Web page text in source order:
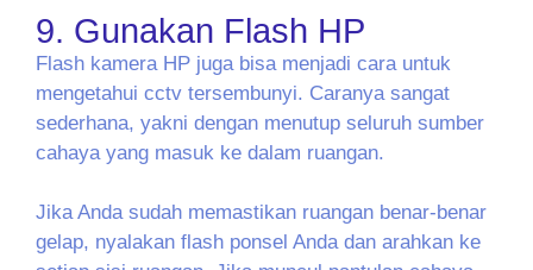
9. Gunakan Flash HP
Flash kamera HP juga bisa menjadi cara untuk
mengetahui cctv tersembunyi. Caranya sangat
sederhana, yakni dengan menutup seluruh sumber
cahaya yang masuk ke dalam ruangan.
Jika Anda sudah memastikan ruangan benar-benar
gelap, nyalakan flash ponsel Anda dan arahkan ke